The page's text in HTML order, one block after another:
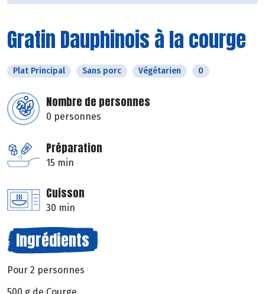
Gratin Dauphinois à la courge
Plat Principal Sans porc Végétarien 0
Nombre de personnes
0 personnes
Préparation
15 min
Cuisson
30 min
Ingrédients
Pour 2 personnes